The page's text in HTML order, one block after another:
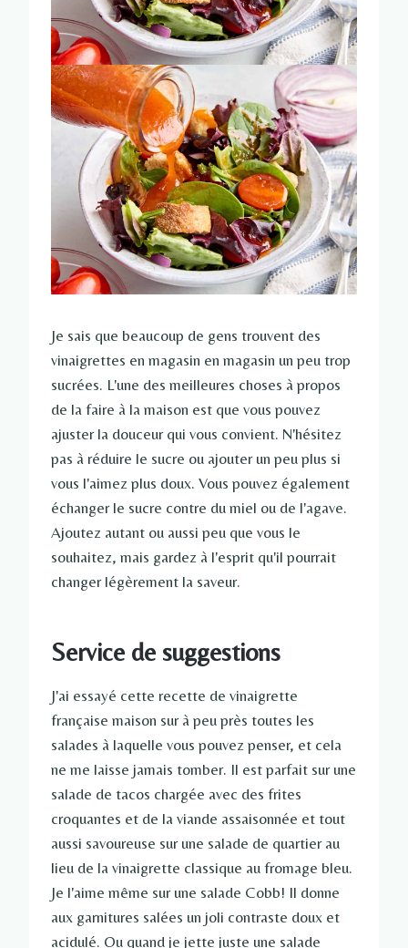
Je sais que beaucoup de gens trouvent des
vinaigrettes en magasin en magasin un peu trop
sucrées. L'une des meilleures choses à propos
de la faire à la maison est que vous pouvez
ajuster la douceur qui vous convient. N'hésitez
pas à réduire le sucre ou ajouter un peu plus si
vous l'aimez plus doux. Vous pouvez également
échanger le sucre contre du miel ou de l'agave.
Ajoutez autant ou aussi peu que vous le
souhaitez, mais gardez à l'esprit qu'il pourrait
changer légèrement la saveur.
Service de suggestions
J'ai essayé cette recette de vinaigrette
française maison sur à peu près toutes les
salades à laquelle vous pouvez penser, et cela
ne me laisse jamais tomber. Il est parfait sur une
salade de tacos chargée avec des frites
croquantes et de la viande assaisonnée et tout
aussi savoureuse sur une salade de quartier au
lieu de la vinaigrette classique au fromage bleu.
Je l'aime même sur une salade Cobb! Il donne
aux garnitures salées un joli contraste doux et
acidulé. Ou quand je jette juste une salade